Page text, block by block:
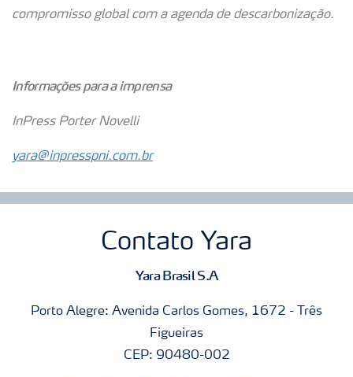
compromisso global com a agenda de descarbonização.
Informações para a imprensa
InPress Porter Novelli
yara@inpresspni.com.br
Contato Yara
Yara Brasil S.A
Porto Alegre: Avenida Carlos Gomes, 1672 - Três
Figueiras
CEP: 90480-002